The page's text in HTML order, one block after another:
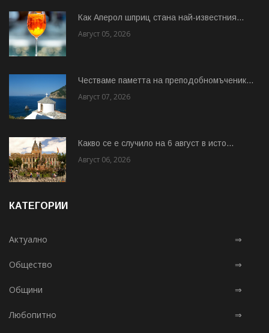
Как Аперол шприц стана най-известния...
Август 05, 2026
Честваме паметта на преподобномъченик...
Август 07, 2026
Какво се е случило на 6 август в исто...
Август 06, 2026
КАТЕГОРИИ
Актуално ⇒
Общество ⇒
Общини ⇒
Любопитно ⇒